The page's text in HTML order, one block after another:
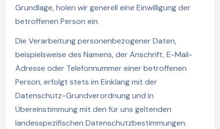
Grundlage, holen wir generell eine Einwilligung der
betroffenen Person ein.
Die Verarbeitung personenbezogener Daten,
beispielsweise des Namens, der Anschrift, E-Mail-
Adresse oder Telefonnummer einer betroffenen
Person, erfolgt stets im Einklang mit der
Datenschutz-Grundverordnung und in
Übereinstimmung mit den für uns geltenden
landesspezifischen Datenschutzbestimmungen.